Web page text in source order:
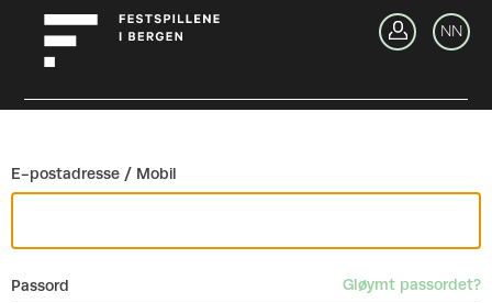
NN
E-postadresse / Mobil
Passord Gløymt passordet?